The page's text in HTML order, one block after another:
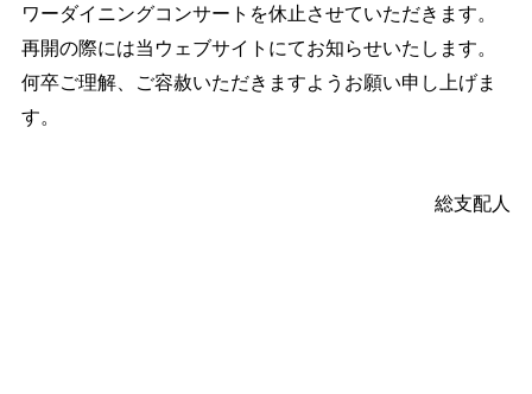
ワーダイニングコンサートを休止させていただきます。
再開の際には当ウェブサイトにてお知らせいたします。
何卒ご理解、ご容赦いただきますようお願い申し上げま
す。
総支配人